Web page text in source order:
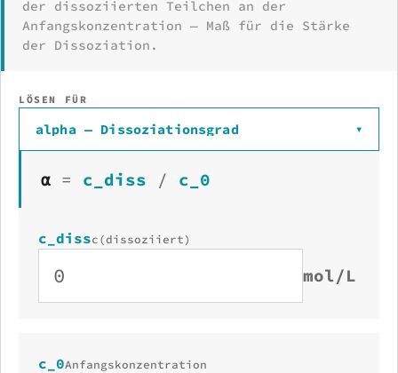
der dissoziierten Teilchen an der
Anfangskonzentration — Maß für die Stärke
der Dissoziation.
LÖSEN FÜR
alpha — Dissoziationsgrad ▾
α = c_diss / c_0
c_dissc(dissoziiert)
mol/L
c_0Anfangskonzentration